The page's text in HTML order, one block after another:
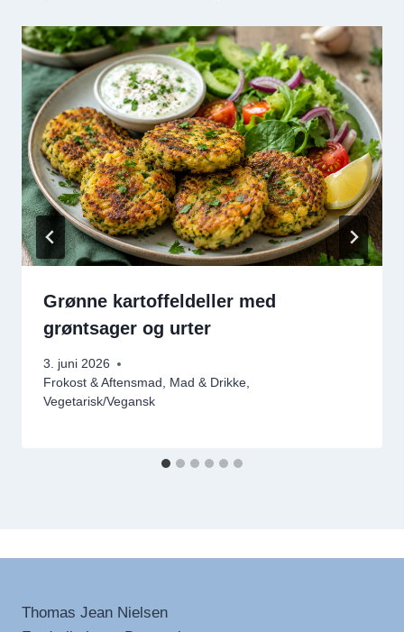
Grønne kartoffeldeller med
grøntsager og urter
3. juni 2026
Frokost & Aftensmad , Mad & Drikke,
Vegetarisk/Vegansk
Thomas Jean Nielsen